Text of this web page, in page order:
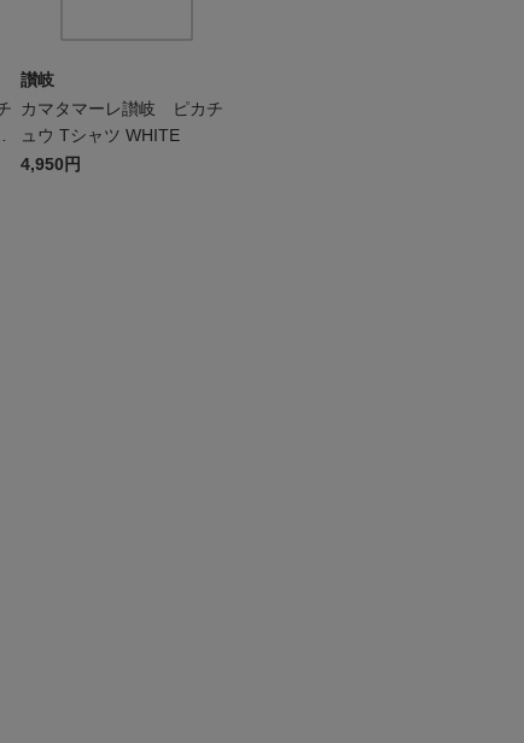
讃岐
カマタマーレ讃岐 ピカチ
ュウ Tシャツ WHITE
4,950円